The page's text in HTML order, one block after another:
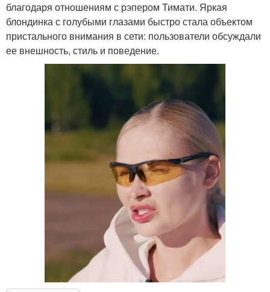
благодаря отношениям с рэпером Тимати. Яркая
блондинка с голубыми глазами быстро стала объектом
пристального внимания в сети: пользователи обсуждали
ее внешность, стиль и поведение.